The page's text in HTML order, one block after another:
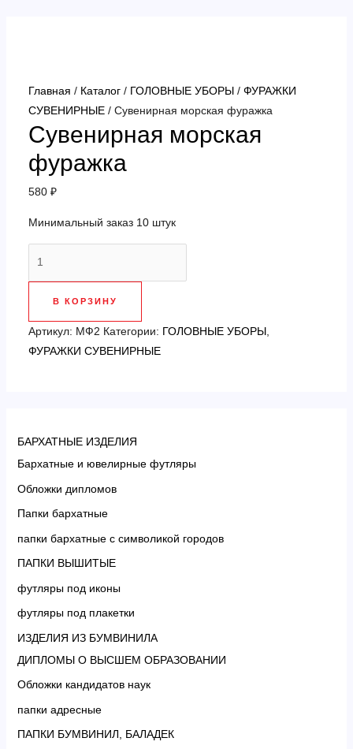
БАРХАТНЫЕ ИЗДЕЛИЯ
Бархатные и ювелирные футляры
Обложки дипломов
Папки бархатные
папки бархатные с символикой городов
ПАПКИ ВЫШИТЫЕ
футляры под иконы
футляры под плакетки
ИЗДЕЛИЯ ИЗ БУМВИНИЛА
ДИПЛОМЫ О ВЫСШЕМ ОБРАЗОВАНИИ
Обложки кандидатов наук
папки адресные
ПАПКИ БУМВИНИЛ, БАЛАДЕК
Главная / Каталог/ ГОЛОВНЫЕ УБОРЫ/ ФУРАЖКИ
СУВЕНИРНЫЕ/ Сувенирная морская фуражка
Сувенирная морская
фуражка
580 ₽
Минимальный заказ 10 штук
фуражка
В КОРЗИНУ
Артикул: МФ2 Категории: ГОЛОВНЫЕ УБОРЫ,
ФУРАЖКИ СУВЕНИРНЫЕ